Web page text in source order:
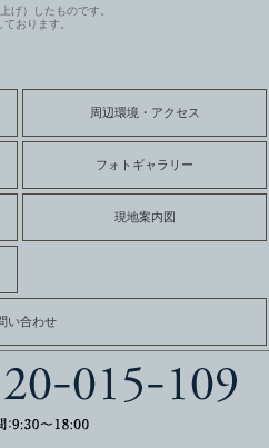
げ）したものです。
おります。
周辺環境・アクセス
フォトギャラリー
現地案内図
い合わせ